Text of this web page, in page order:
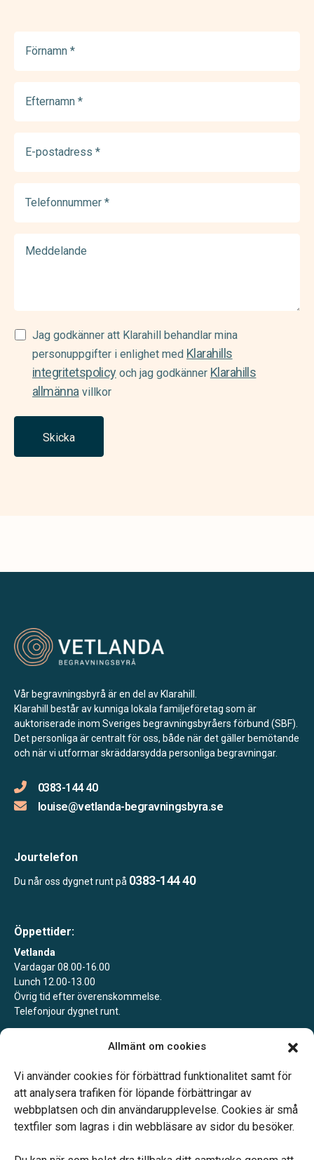
Allmänt om cookies
Vi använder cookies för förbättrad funktionalitet samt för
att analysera trafiken för löpande förbättringar av
webbplatsen och din användarupplevelse. Cookies är små
textfiler som lagras i din webbläsare av sidor du besöker.
(Required)
(Required)
postadress
(Required)
Samtycke
(Required)
Jag godkänner att Klarahill behandlar mina
personuppgifter i enlighet med Klarahills
integritetspolicyoch jag godkänner Klarahills
allmännavillkor
Skicka
Vår begravningsbyrå är en del av Klarahill.
Klarahill består av kunniga lokala familjeföretag som är
auktoriserade inom Sveriges begravningsbyråers förbund (SBF).
Det personliga är centralt för oss, både när det gäller bemötande
och när vi utformar skräddarsydda personliga begravningar.
0383-144 40
louise@vetlanda-begravningsbyra.se
Jourtelefon
Du når oss dygnet runt på 0383-144 40
Öppettider:
Vetlanda
Vardagar 08.00-16.00
Lunch 12.00-13.00
Övrig tid efter överenskommelse.
Telefonjour dygnet runt.
Jourtelefon dygnet runt.